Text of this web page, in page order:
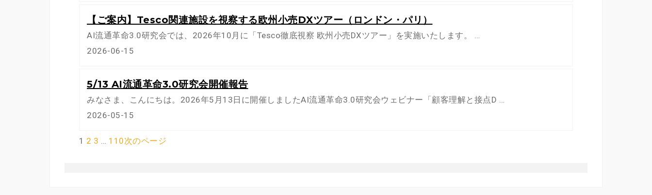
【ご案内】Tesco関連施設を視察する欧州小売DXツアー（ロンドン・パリ）
AI流通革命3.0研究会では、2026年10月に「Tesco徹底視察 欧州小売DXツアー」を実施いたします。 …
2026-06-15
5/13 AI流通革命3.0研究会開催報告
みなさま、こんにちは。2026年5月13日に開催しましたAI流通革命3.0研究会ウェビナー「顧客理解と接点D …
2026-05-15
1 2 3 110次のページ